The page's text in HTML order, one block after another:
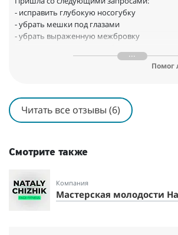
- исправить глубокую носогубку
- убрать мешки под глазами
- убрать выраженную межбровку
техник и приемов естественного
- Ушли мешки под глазами
- Улучшился тургор кожи
Изменилась не только внешне, но и
занялась выпечкой. А сейчас - продвигаю
продукцию через социальные сети.
Но и это не все. Начала заниматься тем,
Помог
Читать все отзывы (6)
Смотрите также
Компания
Мастерская молодости